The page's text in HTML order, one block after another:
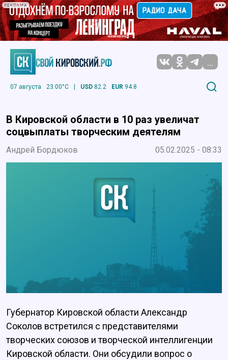
РЕКЛАМА
...
07 августа 23.00°C | USD 82.2 EUR 94.8
В Кировской области в 10 раз увеличат
соцвыплаты творческим деятелям
Андрей Бордюков 05.02.2025 - 08:33
Губернатор Кировской области Александр
Соколов встретился с представителями
творческих союзов и творческой интеллигенции
Кировской области. Они обсудили вопрос о